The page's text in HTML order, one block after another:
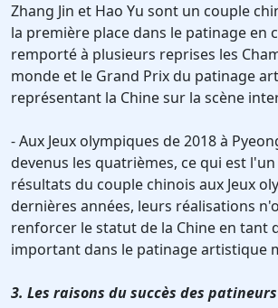
Zhang Jin et Hao Yu sont un couple
la première place dans le patinage en
remporté à plusieurs reprises les
monde et le Grand Prix du patinage
représentant la Chine sur la scène
- Aux Jeux olympiques de 2018 à
devenus les quatrièmes, ce qui est
résultats du couple chinois aux Jeux
dernières années, leurs réalisations
renforcer le statut de la Chine en tant
important dans le patinage artistique
3. Les raisons du succès des